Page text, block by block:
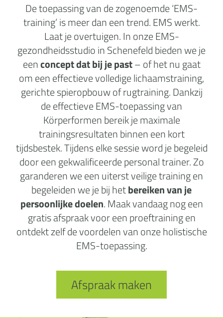
De toepassing van de zogenoemde ‘EMS-
training’ is meer dan een trend. EMS werkt.
Laat je overtuigen. In onze EMS-
gezondheidsstudio in Schenefeld bieden we je
eenconcept dat bij je past– of het nu gaat
om een effectieve volledige lichaamstraining,
gerichte spieropbouw of rugtraining. Dankzij
de effectieve EMS-toepassing van
Körperformen bereik je maximale
trainingsresultaten binnen een kort
tijdsbestek. Tijdens elke sessie word je begeleid
door een gekwalificeerde personal trainer. Zo
garanderen we een uiterst veilige training en
begeleiden we je bij hetbereiken van je
persoonlijke doelen. Maak vandaag nog een
gratis afspraak voor een proeftraining en
ontdekt zelf de voordelen van onze holistische
EMS-toepassing.
Afspraak maken